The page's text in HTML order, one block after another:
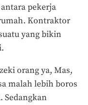
pekerja
Kontraktor
yang bikin
orang ya, Mas,
malah lebih boros
Sedangkan